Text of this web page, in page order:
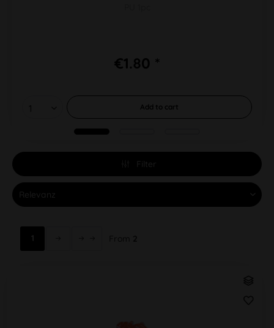
€1.80 *
Add to cart
Filter
1